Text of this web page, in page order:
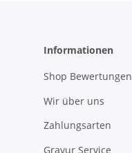
Informationen
Shop Bewertungen
Wir über uns
Zahlungsarten
Gravur Service